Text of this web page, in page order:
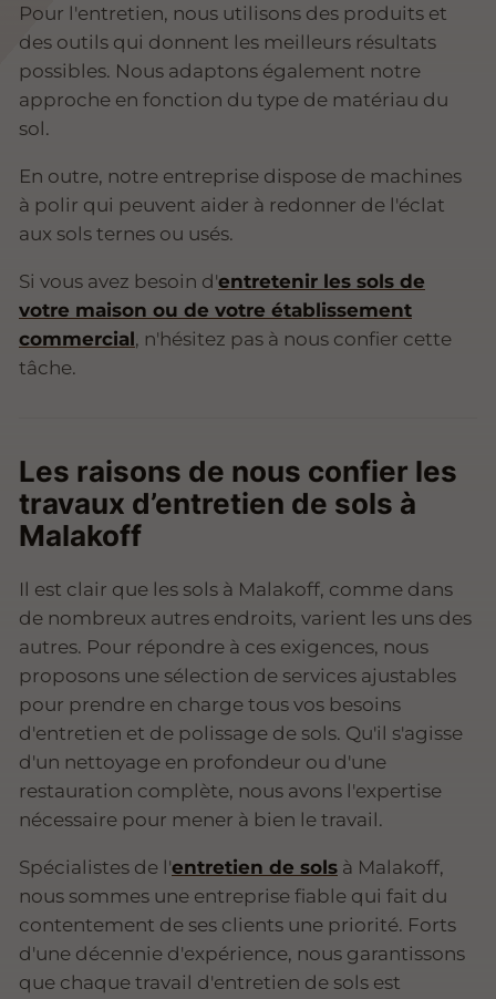
Pour l'entretien, nous utilisons des produits et
des outils qui donnent les meilleurs résultats
possibles. Nous adaptons également notre
approche en fonction du type de matériau du
sol.
En outre, notre entreprise dispose de machines
à polir qui peuvent aider à redonner de l'éclat
aux sols ternes ou usés.
Si vous avez besoin d'entretenir les sols de
votre maison ou de votre établissement
commercial, n'hésitez pas à nous confier cette
tâche.
Les raisons de nous confier les
travaux d’entretien de sols à
Malakoff
Il est clair que les sols à Malakoff, comme dans
de nombreux autres endroits, varient les uns des
autres. Pour répondre à ces exigences, nous
proposons une sélection de services ajustables
pour prendre en charge tous vos besoins
d'entretien et de polissage de sols. Qu'il s'agisse
d'un nettoyage en profondeur ou d'une
restauration complète, nous avons l'expertise
nécessaire pour mener à bien le travail.
Spécialistes de l'entretien de sols à Malakoff,
nous sommes une entreprise fiable qui fait du
contentement de ses clients une priorité. Forts
d'une décennie d'expérience, nous garantissons
que chaque travail d'entretien de sols est